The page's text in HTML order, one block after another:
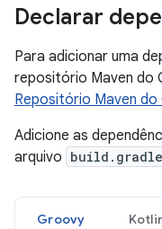
Declarar
Para adicionar uma
repositório Maven do
Repositório Maven do
Adicione as
arquivo build.gradle
Groovy